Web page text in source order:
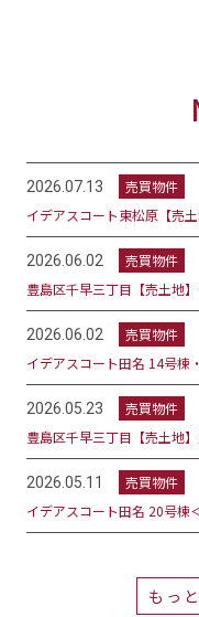
2026.07.13
売買物件
イデアスコート東松原【売
2026.06.02
売買物件
豊島区千早三丁目【売土地
2026.06.02
売買物件
イデアスコート田名 14号棟
2026.05.23
売買物件
豊島区千早三丁目【売土地】
2026.05.11
売買物件
イデアスコート田名 20号棟
もっ